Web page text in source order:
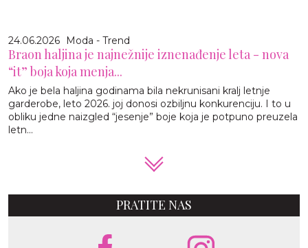
24.06.2026 Moda - Trend
Braon haljina je najnežnije iznenađenje leta - nova
“it” boja koja menja...
Ako je bela haljina godinama bila nekrunisani kralj letnje
garderobe, leto 2026. joj donosi ozbiljnu konkurenciju. I to u
obliku jedne naizgled “jesenje” boje koja je potpuno preuzela
letn...
PRATITE NAS